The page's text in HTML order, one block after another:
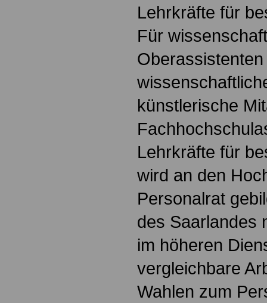
Lehrkräfte für
Für
künstlerische
Lehrkräfte für
wird an den
Personalrat
des Saarlandes
im höheren
vergleichbare
Wahlen zum